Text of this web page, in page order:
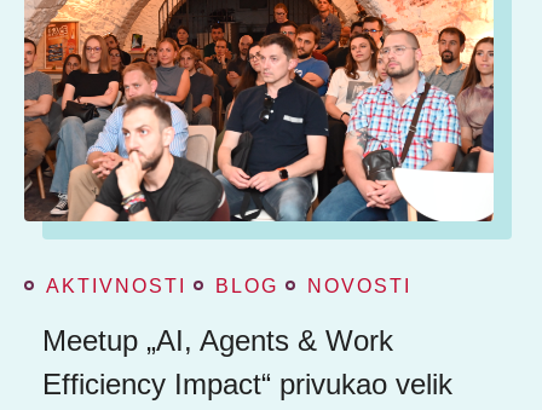
AKTIVNOSTI BLOG NOVOSTI
Meetup „AI, Agents & Work
Efficiency Impact“ privukao velik